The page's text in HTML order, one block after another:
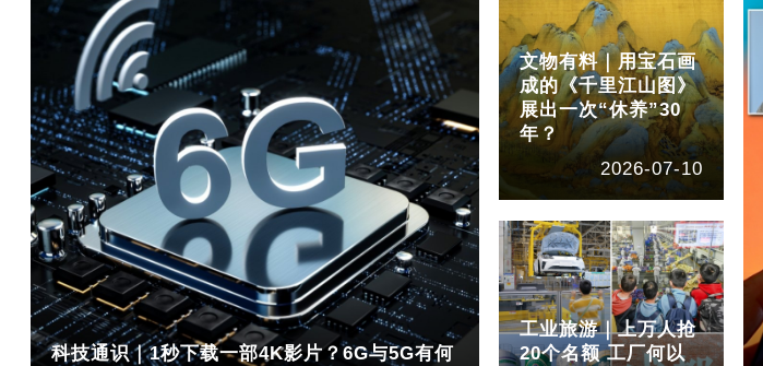
科技通识｜1秒下载一部4K影片？6G与5G有何
文物有料｜用宝石画
成的《千里江山图》
展出一次“休养”30
年？
2026-07-10
工业旅游｜上万人抢
20个名额 工厂何以